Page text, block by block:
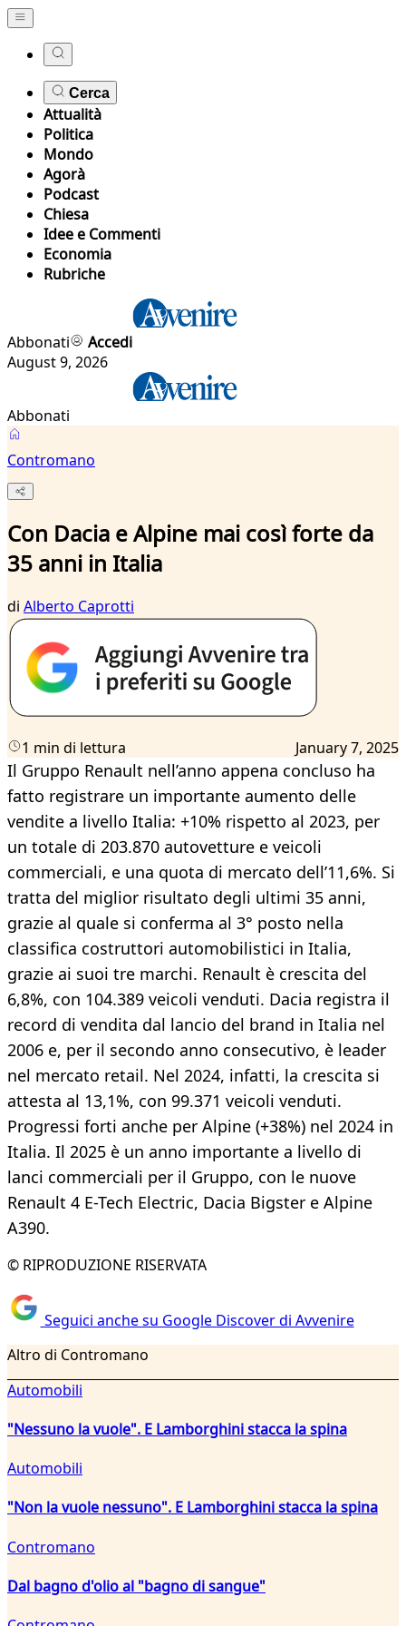
Cerca
Attualità
Politica
Mondo
Agorà
Podcast
Chiesa
Idee e Commenti
Economia
Rubriche
Abbonati
Accedi
August 9, 2026
Abbonati
Contromano
Con Dacia e Alpine mai così forte da
35 anni in Italia
di Alberto Caprotti
1 min di lettura January 7, 2025
Il Gruppo Renault nell’anno appena concluso ha
fatto registrare un importante aumento delle
vendite a livello Italia: +10% rispetto al 2023, per
un totale di 203.870 autovetture e veicoli
commerciali, e una quota di mercato dell’11,6%. Si
tratta del miglior risultato degli ultimi 35 anni,
grazie al quale si conferma al 3° posto nella
classifica costruttori automobilistici in Italia,
grazie ai suoi tre marchi. Renault è crescita del
6,8%, con 104.389 veicoli venduti. Dacia registra il
record di vendita dal lancio del brand in Italia nel
2006 e, per il secondo anno consecutivo, è leader
nel mercato retail. Nel 2024, infatti, la crescita si
attesta al 13,1%, con 99.371 veicoli venduti.
Progressi forti anche per Alpine (+38%) nel 2024 in
Italia. Il 2025 è un anno importante a livello di
lanci commerciali per il Gruppo, con le nuove
Renault 4 E-Tech Electric, Dacia Bigster e Alpine
A390.
© RIPRODUZIONE RISERVATA
Seguici anche su Google Discover di Avvenire
Altro di Contromano
Automobili
"Nessuno la vuole". E Lamborghini stacca la spina
Automobili
"Non la vuole nessuno". E Lamborghini stacca la spina
Contromano
Dal bagno d'olio al "bagno di sangue"